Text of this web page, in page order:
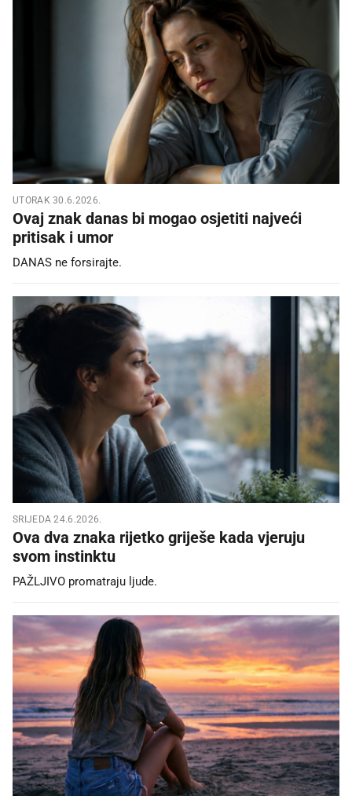
UTORAK 30.6.2026.
Ovaj znak danas bi mogao osjetiti najveći
pritisak i umor
DANAS ne forsirajte.
SRIJEDA 24.6.2026.
Ova dva znaka rijetko griješe kada vjeruju
svom instinktu
PAŽLJIVO promatraju ljude.